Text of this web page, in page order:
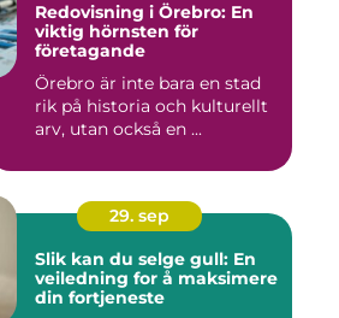
Redovisning i Örebro: En
viktig hörnsten för
företagande
Örebro är inte bara en stad
rik på historia och kulturellt
arv, utan också en ...
29. sep
Slik kan du selge gull: En
veiledning for å maksimere
din fortjeneste